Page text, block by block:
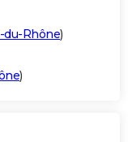
du-Rhône)
)